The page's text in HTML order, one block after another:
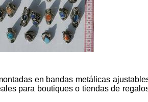
en bandas metálicas
para boutiques o tiendas de